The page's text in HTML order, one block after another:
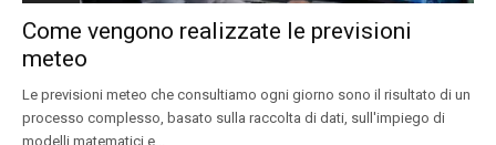
Come vengono realizzate le previsioni
meteo
Le previsioni meteo che consultiamo ogni giorno sono il risultato di un
processo complesso, basato sulla raccolta di dati, sull'impiego di
modelli matematici e...